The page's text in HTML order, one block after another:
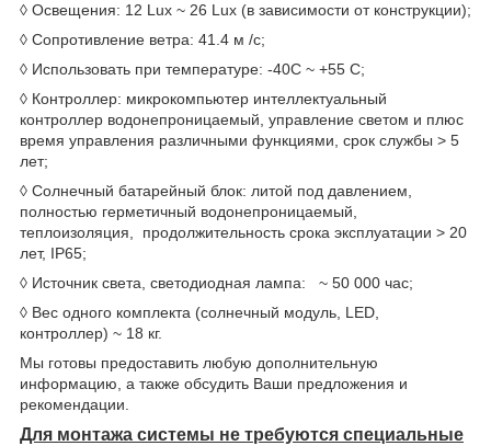
◊ Освещения: 12 Lux ~ 26 Lux (в зависимости от конструкции);
◊ Сопротивление ветра: 41.4 м /с;
◊ Использовать при температуре: -40С ~ +55 С;
◊ Контроллер: микрокомпьютер интеллектуальный
контроллер водонепроницаемый, управление светом и плюс
время управления различными функциями, срок службы > 5
лет;
◊ Солнечный батарейный блок: литой под давлением,
полностью герметичный водонепроницаемый,
теплоизоляция, продолжительность срока эксплуатации > 20
лет, IP65;
◊ Источник света, светодиодная лампа: ~ 50 000 час;
◊ Вес одного комплекта (солнечный модуль, LED,
контроллер) ~ 18 кг.
Мы готовы предоставить любую дополнительную
информацию, а также обсудить Ваши предложения и
рекомендации.
Для монтажа системы не требуются специальные